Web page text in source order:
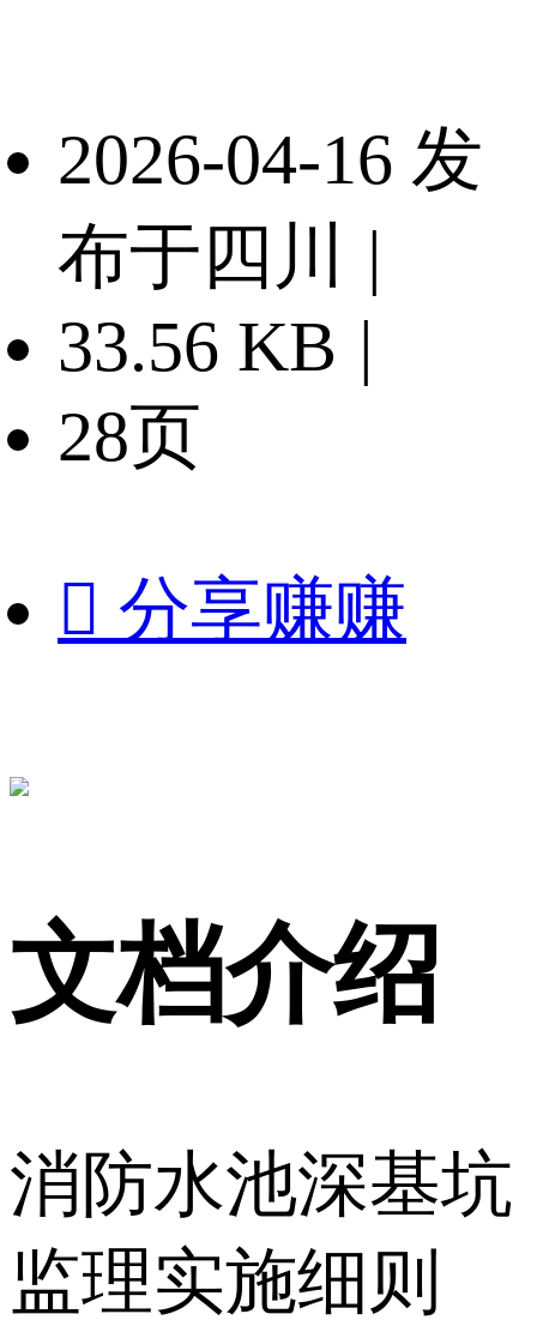
2026-04-16 发
布于四川
|
33.56 KB |
28页
 分享赚赚
文档介绍
消防水池深基坑
监理实施细则